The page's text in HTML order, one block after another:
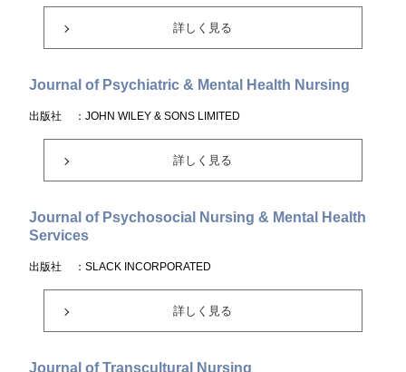
詳しく見る
Journal of Psychiatric & Mental Health Nursing
出版社 ：JOHN WILEY & SONS LIMITED
詳しく見る
Journal of Psychosocial Nursing & Mental Health
Services
出版社 ：SLACK INCORPORATED
詳しく見る
Journal of Transcultural Nursing